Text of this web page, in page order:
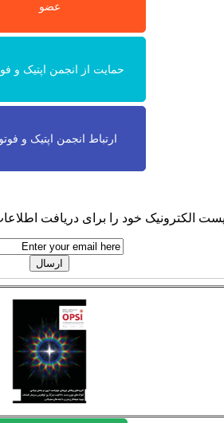
عضو
حمایت از انجمن اپتیک و
ارتباط انجمن اپتیک و
الکترونیک خود را برای دریافت اطلاعات